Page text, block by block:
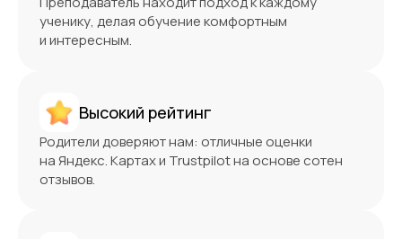
ученику, делая обучение комфортным
и интересным.
Высокий рейтинг
Родители доверяют нам: отличные оценки
на Яндекс. Картах и Trustpilot на основе сотен
отзывов.